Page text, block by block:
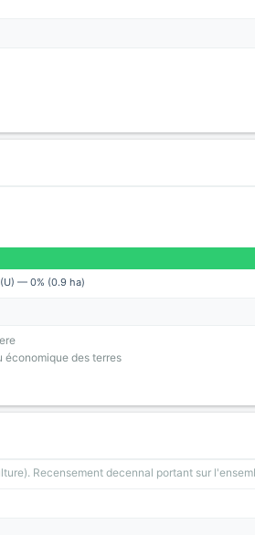
— 0% (0.9 ha)
des terres
Recensement decennal portant sur